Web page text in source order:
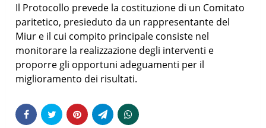
Il Protocollo prevede la costituzione di un Comitato
paritetico, presieduto da un rappresentante del
Miur e il cui compito principale consiste nel
monitorare la realizzazione degli interventi e
proporre gli opportuni adeguamenti per il
miglioramento dei risultati.